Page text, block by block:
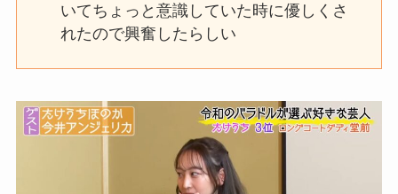
いてちょっと意識していた時に優しくさ
れたので興奮したらしい